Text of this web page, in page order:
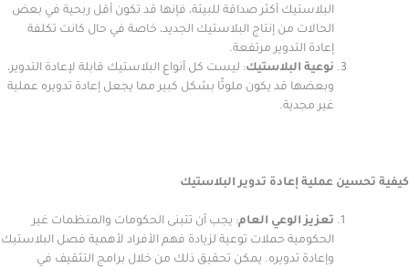
البلاستيك أكثر صداقة للبيئة، فإنها قد تكون أقل ربحية في بعض
الحالات من إنتاج البلاستيك الجديد، خاصة في حال كانت تكلفة
إعادة التدوير مرتفعة.
نوعية البلاستيك: ليست كل أنواع البلاستيك قابلة لإعادة التدوير،
وبعضها قد يكون ملوثًا بشكل كبير مما يجعل إعادة تدويره عملية
غير مجدية.
عملية إعادة تدوير البلاستيك
تعزيز الوعي العام: يجب أن تتبنى الحكومات والمنظمات غير
الحكومية حملات توعية لزيادة فهم الأفراد لأهمية فصل البلاستيك
وإعادة تدويره. يمكن تحقيق ذلك من خلال برامج التثقيف في